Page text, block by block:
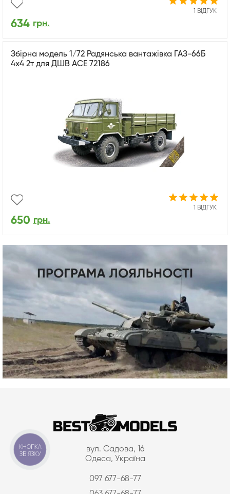
1 ВІДГУК
634 грн.
Збірна модель 1/72 Радянська вантажівка ГАЗ-66Б
4х4 2т для ДШВ ACE 72186
1 ВІДГУК
650 грн.
вул. Садова, 16
Одеса, Україна
097 677-68-77
КНОПКА
ЗВ'ЯЗКУ